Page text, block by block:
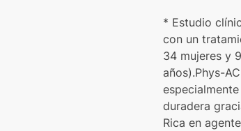
* Estudio
con un
34 mujeres y
años).Phys-
duradera
Rica en